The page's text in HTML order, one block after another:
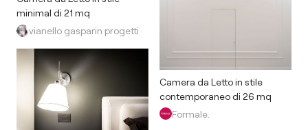
minimal di 21 mq
vianello gasparin progetti
Camera da Letto in stile
contemporaneo di 26 mq
Formale.